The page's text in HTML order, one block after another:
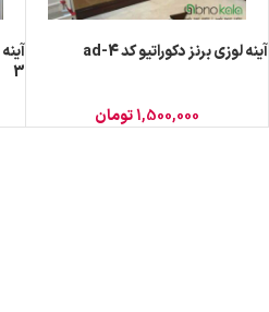
آینه لوزی برنز دکوراتیو کد ad-4
1,500,000تومان
3